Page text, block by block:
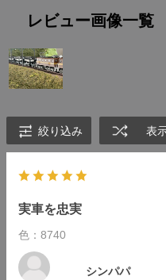
レビュー画像一覧
絞り込み 表
実車を忠実
色：8740
シンパパ